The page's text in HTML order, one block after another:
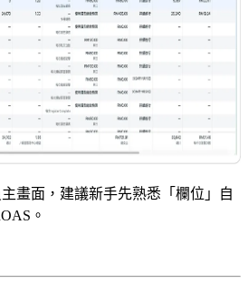
畫面，建議新手先熟悉「欄位」自
。